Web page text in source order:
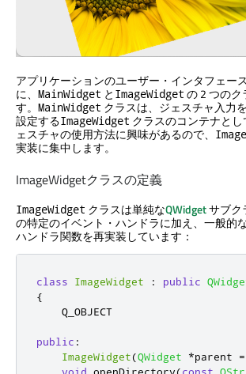
アプリケーションのユーザー・インタフェー
に、 MainWidget と ImageWidget の 2 つのク
す。 MainWidget クラスは、ジェスチャ入力
設定するImageWidget クラスのコンテナと
ェスチャの使用方法に興味があるので、
実装に集中します。
ImageWidgetクラスの定義
ImageWidget クラスは単純なQWidgetサブク
の特定のイベント・ハンドラに加え、一般的
ハンドラ関数を再実装しています：
class ImageWidget : public
{
    Q_OBJECT
public :
ImageWidget(QWidget *parent =